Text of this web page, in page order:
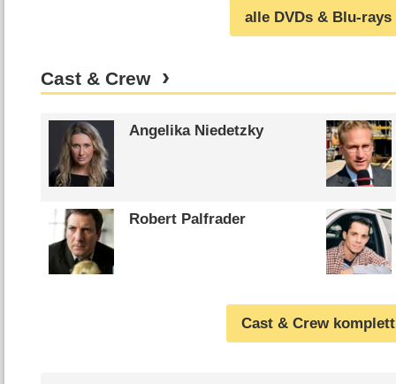
alle DVDs & Blu-rays
Cast & Crew
Angelika Niedetzky
Robert Palfrader
Cast & Crew komplett